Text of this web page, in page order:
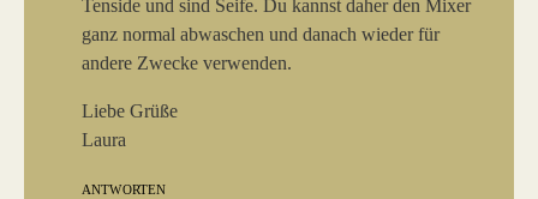
Tenside und sind Seife. Du kannst daher den Mixer
ganz normal abwaschen und danach wieder für
andere Zwecke verwenden.
Liebe Grüße
Laura
ANTWORTEN